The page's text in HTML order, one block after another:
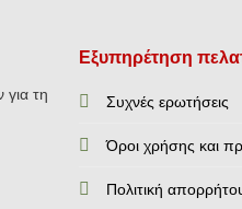
τη
Εξυπηρέτηση
Συχνές ερωτήσεις
Όροι χρήσης και
Πολιτική